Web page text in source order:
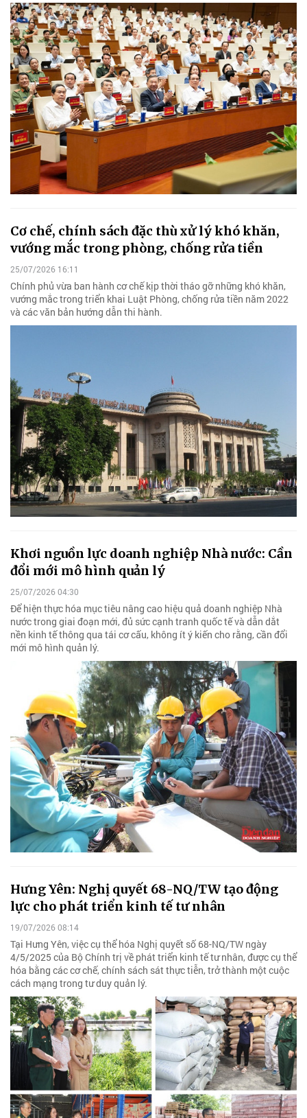
Cơ chế, chính sách đặc thù xử lý khó khăn,
vướng mắc trong phòng, chống rửa tiền
25/07/2026 16:11
Chính phủ vừa ban hành cơ chế kịp thời tháo gỡ những khó khăn,
vướng mắc trong triển khai Luật Phòng, chống rửa tiền năm 2022
và các văn bản hướng dẫn thi hành.
Khơi nguồn lực doanh nghiệp Nhà nước: Cần
đổi mới mô hình quản lý
25/07/2026 04:30
Để hiện thực hóa mục tiêu nâng cao hiệu quả doanh nghiệp Nhà
nước trong giai đoạn mới, đủ sức cạnh tranh quốc tế và dẫn dắt
nền kinh tế thông qua tái cơ cấu, không ít ý kiến cho rằng, cần đổi
mới mô hình quản lý.
Hưng Yên: Nghị quyết 68-NQ/TW tạo động
lực cho phát triển kinh tế tư nhân
19/07/2026 08:14
Tại Hưng Yên, việc cụ thể hóa Nghị quyết số 68-NQ/TW ngày
4/5/2025 của Bộ Chính trị về phát triển kinh tế tư nhân, được cụ thể
hóa bằng các cơ chế, chính sách sát thực tiễn, trở thành một cuộc
cách mạng trong tư duy quản lý.